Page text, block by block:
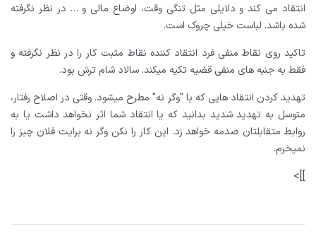
انتقاد می کند و دلایلی مثل تنگی وقت، اوضاع مالی و … در نظر نگرفته
شده باشد. لباست خیلی چروک است.
تاکید روی نقاط منفی فرد انتقاد کننده نقاط مثبت کار را در نظر نگرفته و
فقط به جنبه های منفی قضیه تکیه میکند. سالاد شام ترش بود.
تهدید کردن انتقاد هایی که با "وگر نه" مطرح میشود. وقتی در اصلاح رفتار،
متوسل به تهدید شدید بدانید که یا انتقاد شما اثر نخواهد داشت یا به
روابط متقابلتان صدمه خواهد زد. این کار را نکن وگر نه برایت فلان چیز را
نمیخرم.
]]>